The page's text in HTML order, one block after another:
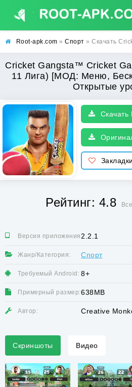
Root-apk.com » Спорт » Скачать Cricket Gangsta™ Cricket Games (Крикет Гангста
Cricket Gangsta™ Cricket
11 Лига) [МОД: Меню,
Открытые
Скачать
Закладки
Рейтинг: 4.8
Версия приложения:2.2.1
Жанр/Категория: Спорт
Требуемый Android: 8+
Примерный размер:638MB
Автор: Creative
Скриншоты Видео